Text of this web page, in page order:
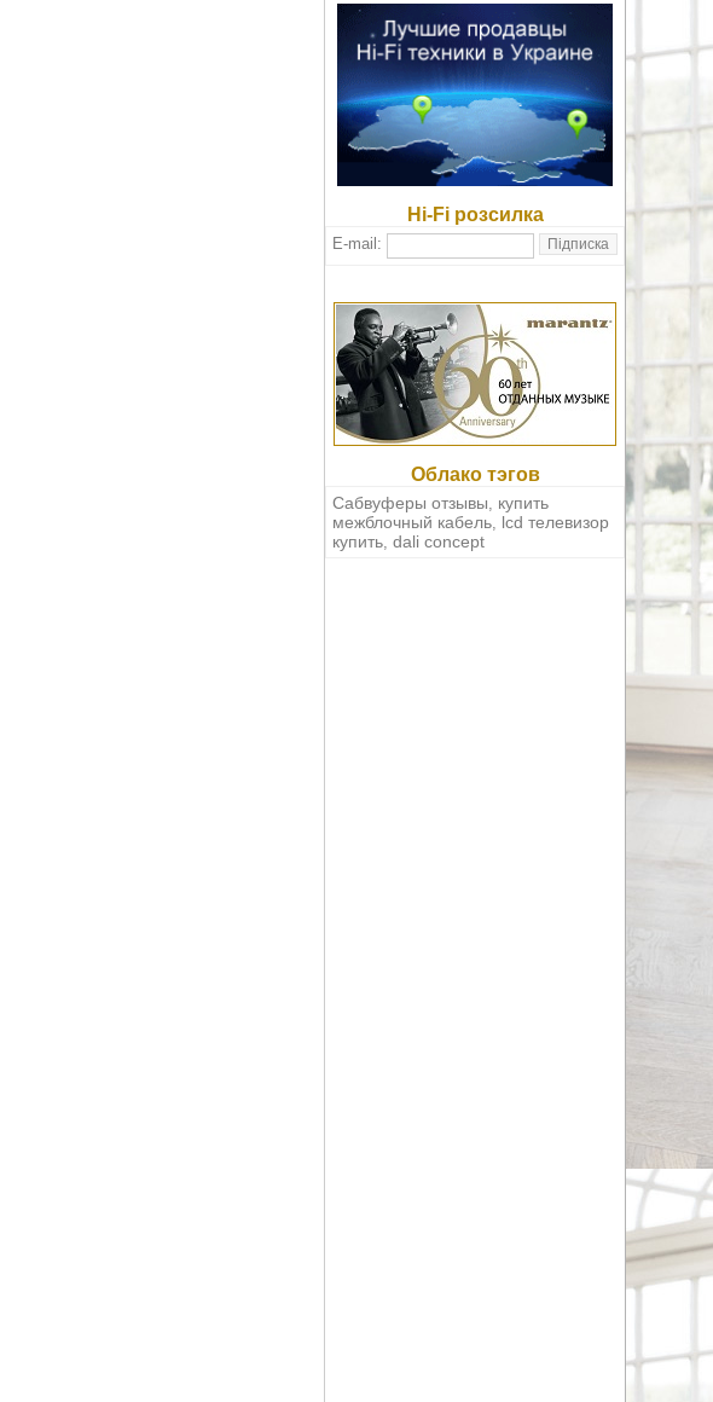
Hi-Fi розсилка
E-mail:
Облако тэгов
Сабвуферы отзывы, купить
межблочный кабель, lcd телевизор
купить, dali concept